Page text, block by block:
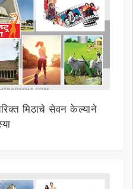
मिठाचे सेवन केल्याने